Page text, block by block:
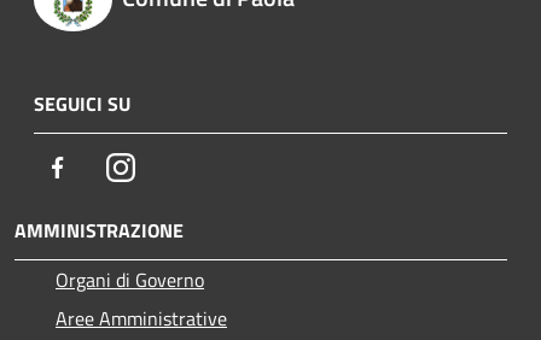
SEGUICI SU
FacebookInstagram
AMMINISTRAZIONE
Organi di Governo
Aree Amministrative